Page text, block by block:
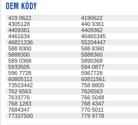
OEM KÓDY
419 0622 4190622
4305128
440 9361
4409361
4409362
4461634
46465345
46821336
55204447
588 8300
588 8360
5888300
5888360
589 0368
5890368
5933505
594 0877
596 7728
5967728
60805112
60811561
73503442
758 8805
762 6563
7626563
7633776
766 5048
768 1283
768 4347
7684347
770 5011
77337500
779 9778